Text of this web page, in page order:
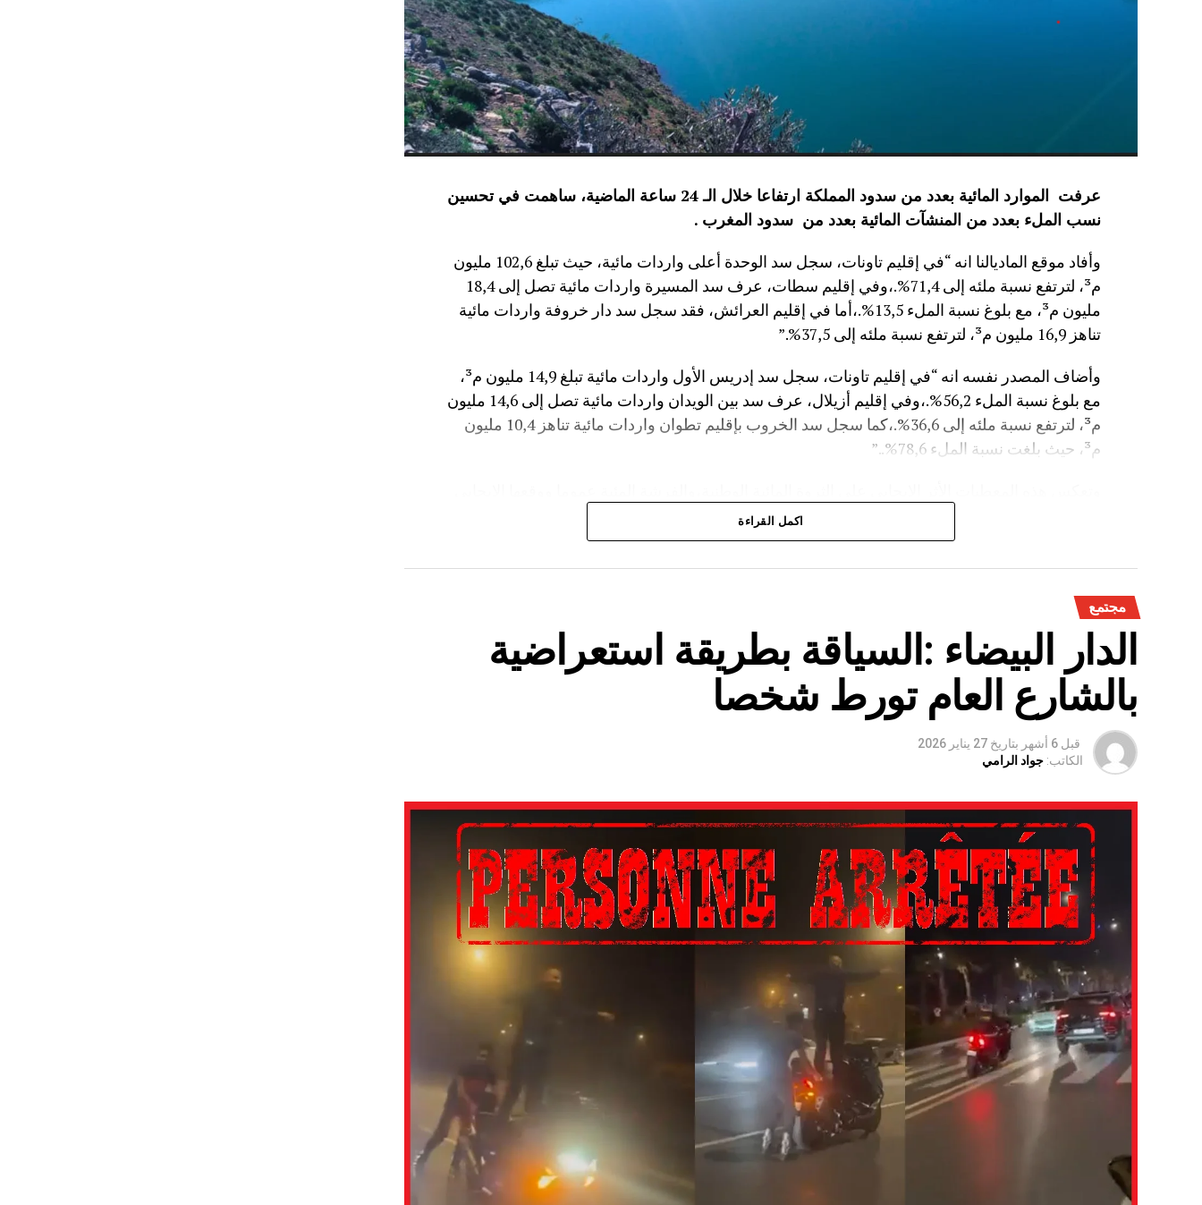
عرفت الموارد المائية بعدد من سدود المملكة ارتفاعا خلال الـ 24 ساعة الماضية، ساهمت في تحسين
نسب الملء بعدد من المنشآت المائية بعدد من سدود المغرب .
وأفاد موقع الماديالنا انه “في إقليم تاونات، سجل سد الوحدة أعلى واردات مائية، حيث تبلغ 102,6 مليون
م³، لترتفع نسبة ملئه إلى 71,4%.،وفي إقليم سطات، عرف سد المسيرة واردات مائية تصل إلى 18,4
مليون م³، مع بلوغ نسبة الملء 13,5%.،أما في إقليم العرائش، فقد سجل سد دار خروفة واردات مائية
تناهز 16,9 مليون م³، لترتفع نسبة ملئه إلى 37,5%.”
وأضاف المصدر نفسه انه “في إقليم تاونات، سجل سد إدريس الأول واردات مائية تبلغ 14,9 مليون م³،
مع بلوغ نسبة الملء 56,2%.،وفي إقليم أزيلال، عرف سد بين الويدان واردات مائية تصل إلى 14,6 مليون
م³، لترتفع نسبة ملئه إلى 36,6%.،كما سجل سد الخروب بإقليم تطوان واردات مائية تناهز 10,4 مليون
م³، حيث بلغت نسبة الملء 78,6%..”
اكمل القراءة
مجتمع
الدار البيضاء :السياقة بطريقة استعراضية
بالشارع العام تورط شخصا
قبل 6 أشهر بتاريخ 27 يناير 2026
الكاتب: جواد الرامي